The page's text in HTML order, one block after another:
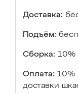
Доставка:
Подъём:
Сборка: 10%
Оплата: 10%
доставки